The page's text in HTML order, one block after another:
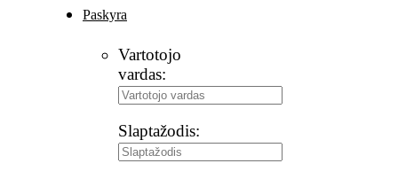
Paskyra
Vartotojo
vardas:
Slaptažodis: